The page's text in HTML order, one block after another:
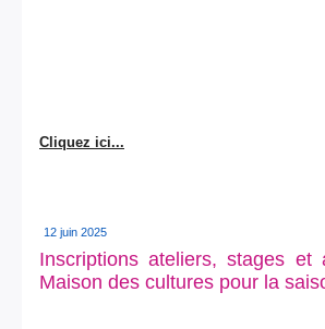
Cliquez ici...
12 juin 2025
Inscriptions ateliers, stages et
Maison des cultures pour la